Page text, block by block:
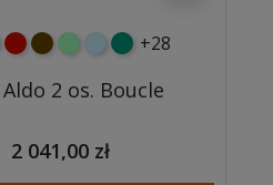
czerwony
czekoladowy
miętowybłękitny
turkusowy
+28
2 os. Boucle
2 041,00 zł